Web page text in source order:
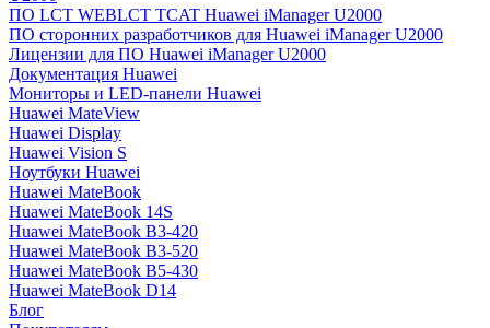
ПО LCT WEBLCT TCAT Huawei iManager U2000
ПО сторонних разработчиков для Huawei iManager U2000
Лицензии для ПО Huawei iManager U2000
Документация Huawei
Мониторы и LED-панели Huawei
Huawei MateView
Huawei Display
Huawei Vision S
Ноутбуки Huawei
Huawei MateBook
Huawei MateBook 14S
Huawei MateBook B3-420
Huawei MateBook B3-520
Huawei MateBook B5-430
Huawei MateBook D14
Блог